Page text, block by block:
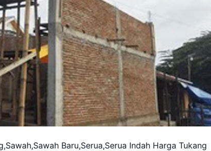
Baru,Serua,Serua Indah Harga Tukang